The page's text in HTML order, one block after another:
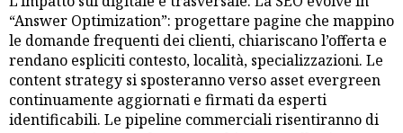
“Answer Optimization”: progettare pagine che mappino
le domande frequenti dei clienti, chiariscano l’offerta e
rendano espliciti contesto, località, specializzazioni. Le
content strategy si sposteranno verso asset evergreen
continuamente aggiornati e firmati da esperti
identificabili. Le pipeline commerciali risentiranno di